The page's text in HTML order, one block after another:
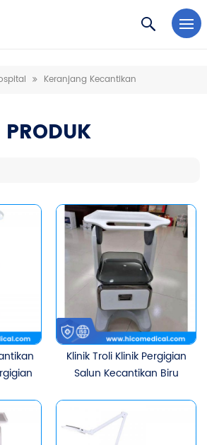
en-us/microsoft-teams/log-in
Keranjang Kecantikan
PRODUK
Klinik Troli Klinik Pergigian
Salun Kecantikan Biru
Dengan 2 Laci